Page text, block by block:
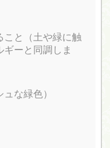
こと（土や緑に触
ーと同調しま
な緑色）